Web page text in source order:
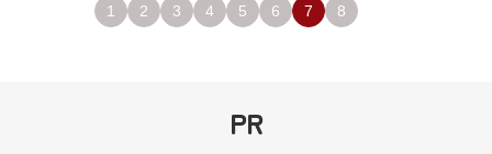
1 2 3 4 5 6 7 8
PR